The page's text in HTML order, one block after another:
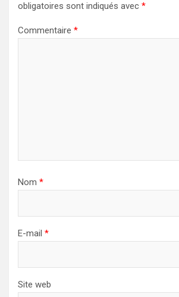
obligatoires sont indiqués avec *
Commentaire *
Nom *
E-mail *
Site web